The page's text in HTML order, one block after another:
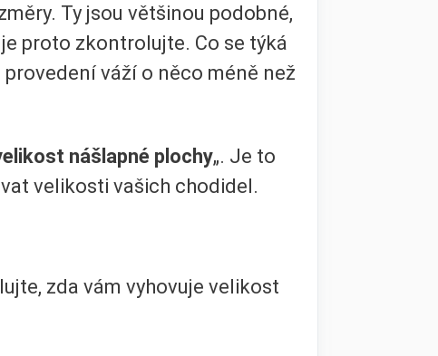
Ty jsou většinou podobné,
proto zkontrolujte. Co se týká
váží o něco méně než
nášlapné plochy„. Je to
velikosti vašich chodidel.
zda vám vyhovuje velikost